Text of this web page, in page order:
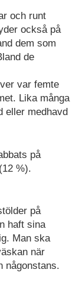
och runt
också på
dem som
de
var femte
Lika många
eller medhavd
på
%).
på
haft sina
Man ska
när
någonstans.